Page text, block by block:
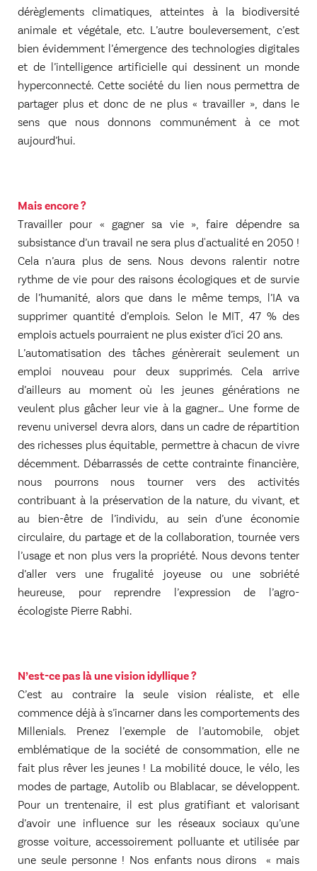
dérèglements climatiques, atteintes à la biodiversité
animale et végétale, etc. L’autre bouleversement, c’est
bien évidemment l’émergence des technologies digitales
et de l’intelligence artificielle qui dessinent un monde
hyperconnecté. Cette société du lien nous permettra de
partager plus et donc de ne plus « travailler », dans le
sens que nous donnons communément à ce mot
aujourd’hui.
Mais encore ?
Travailler pour « gagner sa vie », faire dépendre sa
subsistance d’un travail ne sera plus d'actualité en 2050 !
Cela n’aura plus de sens. Nous devons ralentir notre
rythme de vie pour des raisons écologiques et de survie
de l’humanité, alors que dans le même temps, l’IA va
supprimer quantité d’emplois. Selon le MIT, 47 % des
emplois actuels pourraient ne plus exister d’ici 20 ans.
L’automatisation des tâches génèrerait seulement un
emploi nouveau pour deux supprimés. Cela arrive
d’ailleurs au moment où les jeunes générations ne
veulent plus gâcher leur vie à la gagner… Une forme de
revenu universel devra alors, dans un cadre de répartition
des richesses plus équitable, permettre à chacun de vivre
décemment. Débarrassés de cette contrainte financière,
nous pourrons nous tourner vers des activités
contribuant à la préservation de la nature, du vivant, et
au bien-être de l’individu, au sein d’une économie
circulaire, du partage et de la collaboration, tournée vers
l’usage et non plus vers la propriété. Nous devons tenter
d’aller vers une frugalité joyeuse ou une sobriété
heureuse, pour reprendre l’expression de l’agro-
écologiste Pierre Rabhi.
N’est-ce pas là une vision idyllique ?
C’est au contraire la seule vision réaliste, et elle
commence déjà à s’incarner dans les comportements des
Millenials. Prenez l’exemple de l’automobile, objet
emblématique de la société de consommation, elle ne
fait plus rêver les jeunes ! La mobilité douce, le vélo, les
modes de partage, Autolib ou Blablacar, se développent.
Pour un trentenaire, il est plus gratifiant et valorisant
d’avoir une influence sur les réseaux sociaux qu’une
grosse voiture, accessoirement polluante et utilisée par
une seule personne ! Nos enfants nous dirons « mais